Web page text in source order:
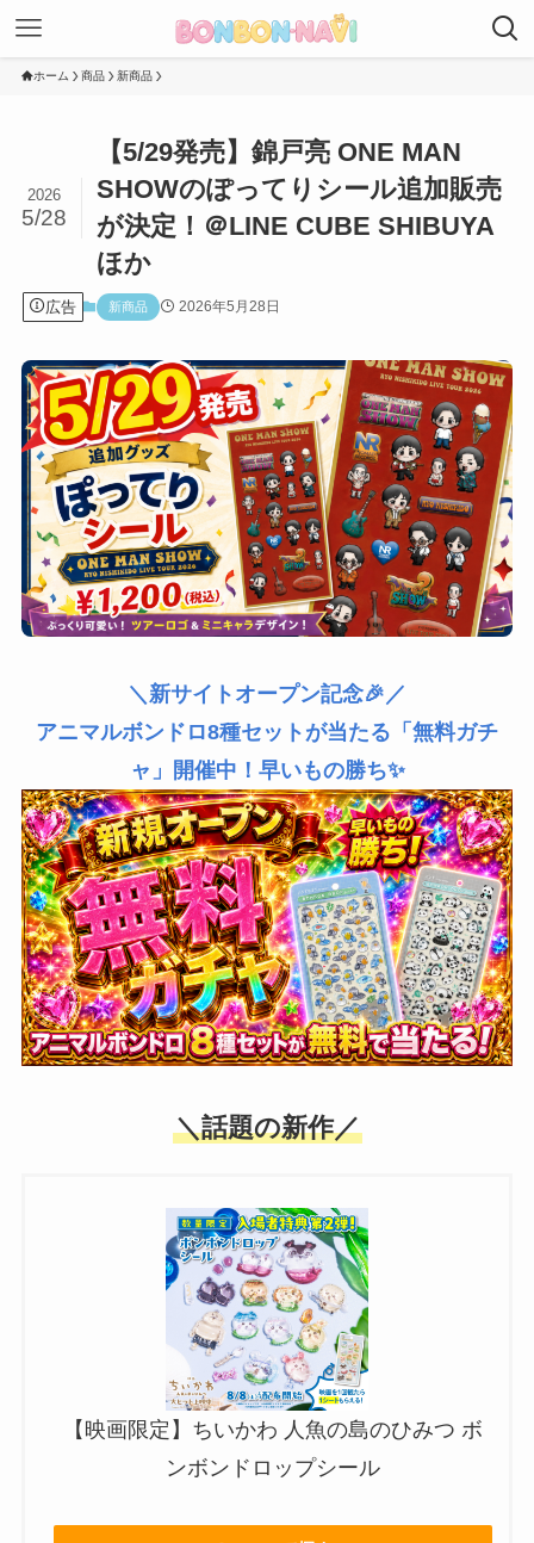
ホーム 商品 新商品
【5/29発売】錦戸亮 ONE MAN
SHOWのぽってりシール追加販売
が決定！＠LINE CUBE SHIBUYA
ほか
2026
5/28
広告 新商品 2026年5月28日
＼新サイトオープン記念🎉／
アニマルボンドロ8種セットが当たる「無料ガチ
ャ」開催中！早いもの勝ち✨
＼話題の新作／
【映画限定】ちいかわ 人魚の島のひみつ ボ
ンボンドロップシール